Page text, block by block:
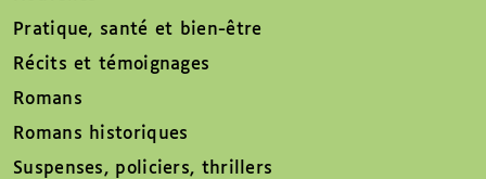
Pratique, santé et bien-être
Récits et témoignages
Romans
Romans historiques
Suspenses, policiers, thrillers